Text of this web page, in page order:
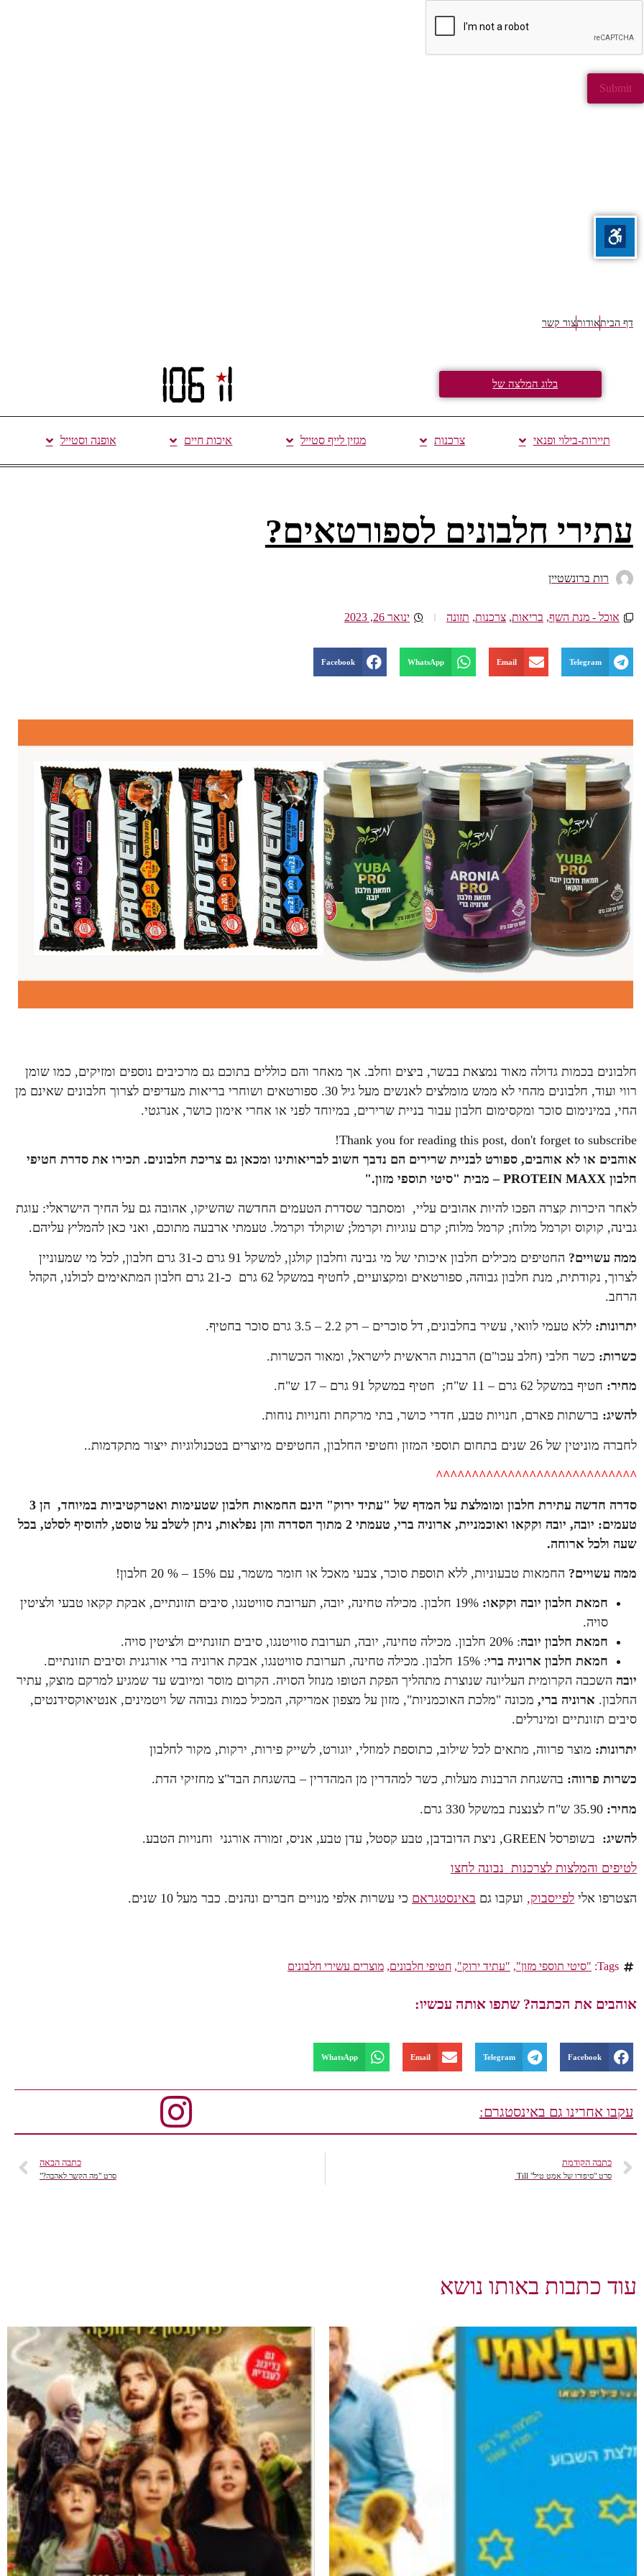
דף הביתאודותצור קשר
בלוג המלצה של
תיירות-בילוי ופנאי צרכנות מגזין לייף סטייל איכות חיים אופנה וסטייל
עתירי חלבונים לספורטאים?
רות ברונשטיין
אוכל - מנת השף, בריאות, צרכנות, תזונה ינואר 26, 2023
Telegram
Email
WhatsApp
Facebook
חלבונים בכמות גדולה מאוד נמצאת בבשר, ביצים וחלב. אך מאחר והם כוללים בתוכם גם מרכיבים נוספים ומזיקים, כמו שומן
רווי ועוד, חלבונים מהחי לא ממש מומלצים לאנשים מעל גיל 30. ספורטאים ושוחרי בריאות מעדיפים לצרוך חלבונים שאינם מן
החי, במינימום סוכר ומקסימום חלבון עבור בניית שרירים, במיוחד לפני או אחרי אימון כושר, אנרגטי.
Thank you for reading this post, don't forget to subscribe!
אוהבים או לא אוהבים, ספורט לבניית שרירים הם נדבך חשוב לבריאותינו ומכאן גם צריכת חלבונים. תכירו את סדרת חטיפי
חלבון PROTEIN MAXX – מבית "סיטי תוספי מזון."
לאחר היכרות קצרה הפכו להיות אהובים עליי, ומסתבר שסדרת הטעמים החדשה שהשיקו, אהובה גם על החיך הישראלי: עוגת
גבינה, קוקוס וקרמל מלוח; קרמל מלוח; קרם עוגיות וקרמל; שוקולד וקרמל. טעמתי ארבעה מתוכם, ואני כאן להמליץ עליהם.
ממה עשויים?
החטיפים מכילים חלבון איכותי של מי גבינה וחלבון קולגן, למשקל 91 גרם כ-31 גרם חלבון, לכל מי שמעוניין
לצרוך, נקודתית, מנת חלבון גבוהה, ספורטאים ומקצועיים, לחטיף במשקל 62 גרם כ-21 גרם חלבון המתאימים לכולנו, הקהל
הרחב.
יתרונות: ללא טעמי לוואי, עשיר בחלבונים, דל סוכרים – רק 2.2 – 3.5 גרם סוכר בחטיף.
כשרות: כשר חלבי (חלב עכו"ם) הרבנות הראשית לישראל, ומאור הכשרות.
מחיר: חטיף במשקל 62 גרם – 11 ש"ח; חטיף במשקל 91 גרם – 17 ש"ח.
להשיג: ברשתות פארם, חנויות טבע, חדרי כושר, בתי מרקחת וחנויות נוחות.
לחברה מוניטין של 26 שנים בתחום תוספי המזון וחטיפי החלבון, החטיפים מיוצרים בטכנולוגיות ייצור מתקדמות..
^^^^^^^^^^^^^^^^^^^^^^^^^^^^
סדרה חדשה עתירת חלבון ומומלצת על המדף של
"עתיד ירוק" הינם החמאות חלבון שטעימות ואטרקטיביות במיוחד, הן 3
טעמים: יובה, יובה וקקאו ואוכמניית, ארוניה ברי, טעמתי 2 מתוך הסדרה והן נפלאות, ניתן לשלב על טוסט, להוסיף לסלט, בכל
שעה ולכל ארוחה.
ממה עשויים? החמאות טבעוניות, ללא תוספת סוכר, צבעי מאכל או חומר משמר, עם 15% – % 20 חלבון!
חמאת חלבון יובה וקקאו:
19% חלבון. מכילה טחינה, יובה, תערובת סוויטנגו, סיבים תזונתיים, אבקת קקאו טבעי ולציטין
סויה.
חמאת חלבון יובה: 20% חלבון. מכילה טחינה, יובה, תערובת סוויטנגו, סיבים תזונתיים ולציטין סויה.
חמאת חלבון ארוניה ברי: 15% חלבון. מכילה טחינה, תערובת סוויטנגו, אבקת ארוניה ברי אורגנית וסיבים תזונתיים.
יובה השכבה הקרומית העליונה שנוצרת מתהליך הפקת הטופו מנוזל הסויה. הקרום מוסר ומיובש עד שמגיע למרקם מוצק, עתיר
החלבון. ארוניה ברי, מכונה "מלכת האוכמניות", מזון על מצפון אמריקה, המכיל כמות גבוהה של ויטמינים, אנטיאוקסידנטים,
סיבים תזונתיים ומינרלים.
יתרונות: מוצר פרווה, מתאים לכל שילוב, כתוספת למוזלי, יוגורט, לשייק פירות, ירקות, מקור לחלבון
כשרות פרווה: בהשגחת הרבנות מעלות, כשר למהדרין מן המהדרין – בהשגחת הבד"צ מחזיקי הדת.
מחיר:
להשיג: בשופרסל GREEN, ניצת הדובדבן, טבע קסטל, עדן טבע, אניס, זמורה אורגני וחנויות הטבע.
לטיפים והמלצות לצרכנות נבונה לחצו
הצטרפו אלי לפייסבוק, ועקבו גם באינסטגראם כי עשרות אלפי מנויים חברים ונהנים. כבר מעל 10 שנים.
Tags: "סיטי תוספי מזון", "עתיד ירוק", חטיפי חלבונים, מוצרים עשירי חלבונים
אוהבים את הכתבה? שתפו אותה עכשיו:
Facebook
Telegram
Email
WhatsApp
עקבו אחרינו גם באינסטגרם:
כתבה הקודמת
סרט "סיפורו של אמט טיל" Till
כתבה הבאה
סרט "מה הקשר לאהבה?"
עוד כתבות באותו נושא